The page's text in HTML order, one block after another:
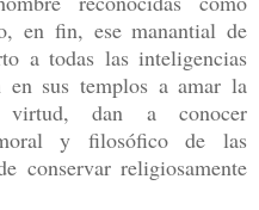
en fin, ese manantial de
a todas las inteligencias
en sus templos a amar la
dan a conocer
y filosófico de las
conservar religiosamente